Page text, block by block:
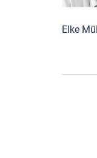
Elke